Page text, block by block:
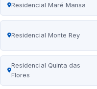
Residencial Maré Mansa
Residencial Monte Rey
Residencial Quinta das
Flores